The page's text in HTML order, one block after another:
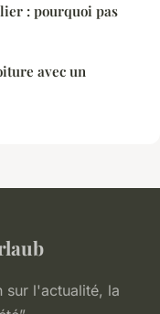
: pourquoi pas
avec un
sur l'actualité, la